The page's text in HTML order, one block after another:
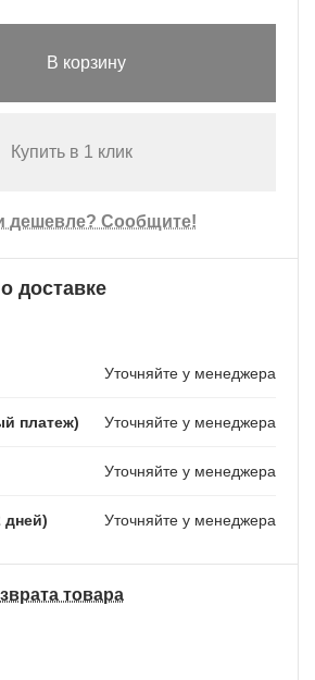
В корзину
Купить в 1 клик
дешевле? Сообщите!
доставке
Уточняйте у менеджера
платеж) Уточняйте у менеджера
Уточняйте у менеджера
дней) Уточняйте у менеджера
товара